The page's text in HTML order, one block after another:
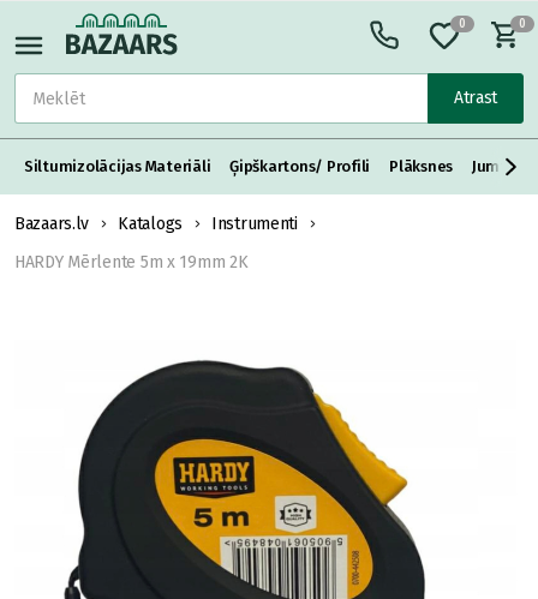
Atrast
0 0
Siltumizolācijas Materiāli Ģipškartons/ Profili Plāksnes Jumta
Bazaars.lv Katalogs
Instrumenti
HARDY Mērlente 5m x 19mm 2K